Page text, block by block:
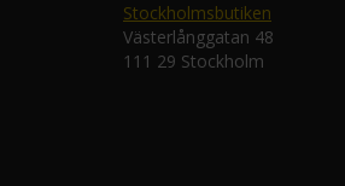
Stockholmsbutiken
Västerlånggatan 48
111 29 Stockholm